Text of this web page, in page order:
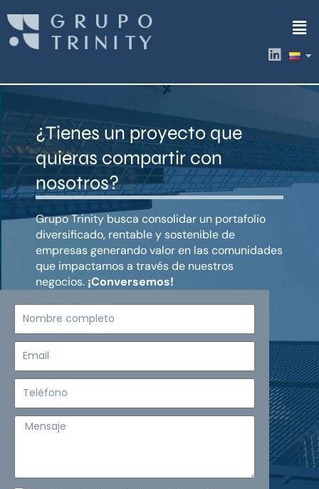
contenido
L
i
k
i
¿Tienes un proyecto que
quieras compartir con
nosotros?
Grupo Trinity busca consolidar un portafolio
diversificado, rentable y sostenible de
empresas generando valor en las comunidades
que impactamos a través de nuestros
negocios. ¡Conversemos!
Mensaje